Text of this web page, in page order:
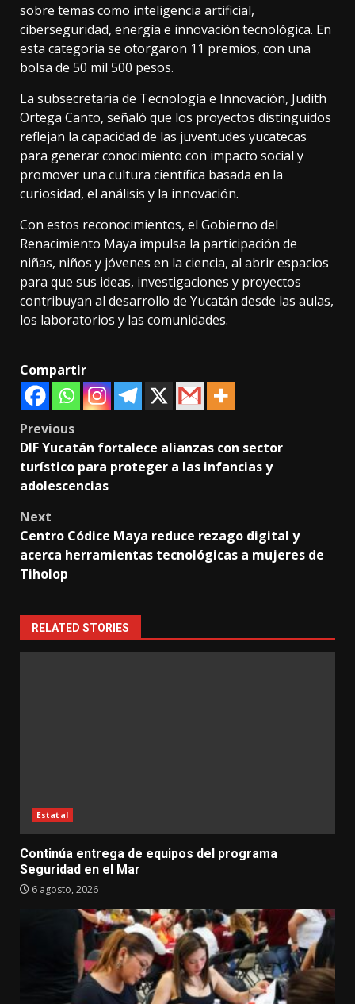
sobre temas como inteligencia artificial,
ciberseguridad, energía e innovación tecnológica. En
esta categoría se otorgaron 11 premios, con una
bolsa de 50 mil 500 pesos.
La subsecretaria de Tecnología e Innovación, Judith
Ortega Canto, señaló que los proyectos distinguidos
reflejan la capacidad de las juventudes yucatecas
para generar conocimiento con impacto social y
promover una cultura científica basada en la
curiosidad, el análisis y la innovación.
Con estos reconocimientos, el Gobierno del
Renacimiento Maya impulsa la participación de
niñas, niños y jóvenes en la ciencia, al abrir espacios
para que sus ideas, investigaciones y proyectos
contribuyan al desarrollo de Yucatán desde las aulas,
los laboratorios y las comunidades.
Compartir
Post
navigation
Previous
DIF Yucatán fortalece alianzas con sector
turístico para proteger a las infancias y
adolescencias
Next
Centro Códice Maya reduce rezago digital y
acerca herramientas tecnológicas a mujeres de
Tiholop
RELATED STORIES
Estatal
Continúa entrega de equipos del programa
Seguridad en el Mar
6 agosto, 2026